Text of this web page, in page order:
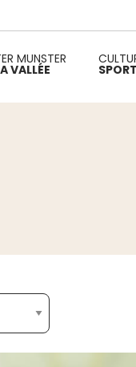
et de l’une
MUNSTER
VALLÉE